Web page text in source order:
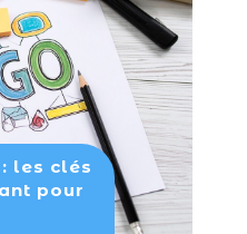
les clés
pour